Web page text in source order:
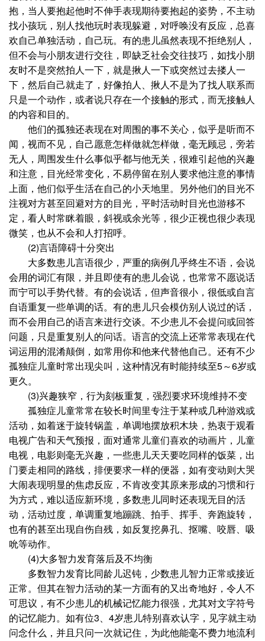
抱，当人要抱起他时不伸手表现期待要抱起的姿势，不主动
找小孩玩，别人找他玩时表现躲避，对呼唤没有反应，总喜
欢自己单独活动，自己玩。有的患儿虽然表现不拒绝别人，
但不会与小朋友进行交往，即缺乏社会交往技巧，如找小朋
友时不是突然拍人一下，就是揪人一下或突然过去搂人一
下，然后自己就走了，好像拍人、揪人不是为了找人联系而
只是一个动作，或者说只存在一个接触的形式，而无接触人
的内容和目的。
他们的孤独还表现在对周围的事不关心，似乎是听而不
闻，视而不见，自己愿意怎样做就怎样做，毫无顾忌，旁若
无人，周围发生什么事似乎都与他无关，很难引起他的兴趣
和注意，目光经常变化，不易停留在别人要求他注意的事情
上面，他们似乎生活在自己的小天地里。另外他们的目光不
注视对方甚至回避对方的目光，平时活动时目光也游移不
定，看人时常眯着眼，斜视或余光等，很少正视也很少表现
微笑，也从不会和人打招呼。
(2)言语障碍十分突出
大多数患儿言语很少，严重的病例几乎终生不语，会说
会用的词汇有限，并且即使有的患儿会说，也常常不愿说话
而宁可以手势代替。有的会说话，但声音很小，很低或自言
自语重复一些单调的话。有的患儿只会模仿别人说过的话，
而不会用自己的语言来进行交谈。不少患儿不会提问或回答
问题，只是重复别人的问话。语言的交流上还常常表现在代
词运用的混淆颠倒，如常用你和他来代替他自己。还有不少
孤独症儿童时常出现尖叫，这种情况有时能持续至5～6岁或
更久。
(3)兴趣狭窄，行为刻板重复，强烈要求环境维持不变
孤独症儿童常常在较长时间里专注于某种或几种游戏或
活动，如着迷于旋转锅盖，单调地摆放积木块，热衷于观看
电视广告和天气预报，面对通常儿童们喜欢的动画片，儿童
电视，电影则毫无兴趣，一些患儿天天要吃同样的饭菜，出
门要走相同的路线，排便要求一样的便器，如有变动则大哭
大闹表现明显的焦虑反应，不肯改变其原来形成的习惯和行
为方式，难以适应新环境，多数患儿同时还表现无目的活
动，活动过度，单调重复地蹦跳、拍手、挥手、奔跑旋转，
也有的甚至出现自伤自残，如反复挖鼻孔、抠嘴、咬唇、吸
吮等动作。
(4)大多智力发育落后及不均衡
多数智力发育比同龄儿迟钝，少数患儿智力正常或接近
正常。但其在智力活动的某一方面有的又出奇地好，令人不
可思议，有不少患儿的机械记忆能力很强，尤其对文字符号
的记忆能力。如有位3、4岁患儿特别喜欢认字，见字就主动
问念什么，并且只问一次就记住，为此他能毫不费力地流利